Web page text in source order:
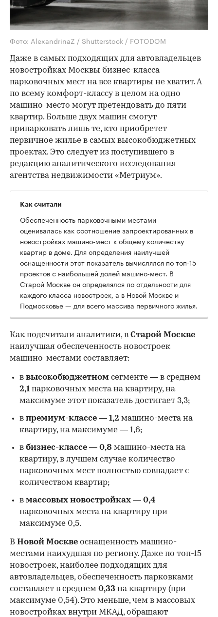
Фото: AlexandrinaZ / Shutterstock / FOTODOM
Даже в самых подходящих для автовладельцев
новостройках Москвы бизнес-класса
парковочных мест на все квартиры не хватит. А
по всему комфорт-классу в целом на одно
машино-место могут претендовать до пяти
квартир. Больше двух машин смогут
припарковать лишь те, кто приобретет
первичное жилье в самых высокобюджетных
проектах. Это следует из поступившего в
редакцию аналитического исследования
агентства недвижимости «Метриум».
Как считали
Обеспеченность парковочными местами
оценивалась как соотношение запроектированных в
новостройках машино-мест к общему количеству
квартир в доме. Для определения наилучшей
оснащенности этот показатель вычислялся по топ-15
проектов с наибольшей долей машино-мест. В
Старой Москве он определялся по отдельности для
каждого класса новостроек, а в Новой Москве и
Подмосковье — для всего массива первичного жилья.
Как подсчитали аналитики, в Старой Москве
наилучшая обеспеченность новостроек
машино-местами составляет:
в высокобюджетном сегменте — в среднем
2,1 парковочных места на квартиру, на
максимуме этот показатель достигает 3,3;
в премиум-классе — 1,2 машино-места на
квартиру, на максимуме — 1,6;
в бизнес-классе — 0,8 машино-места на
квартиру, в лучшем случае количество
парковочных мест полностью совпадает с
количеством квартир;
в массовых новостройках — 0,4
парковочных места на квартиру при
максимуме 0,5.
В Новой Москве оснащенность машино-
местами наихудшая по региону. Даже по топ-15
новостроек, наиболее подходящих для
автовладельцев, обеспеченность парковками
составляет в среднем 0,33 на квартиру (при
максимуме 0,54). Это меньше, чем в массовых
новостройках внутри МКАД, обращают